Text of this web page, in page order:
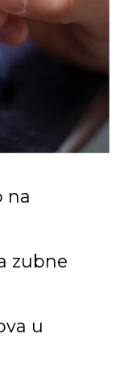
na
zubne
u